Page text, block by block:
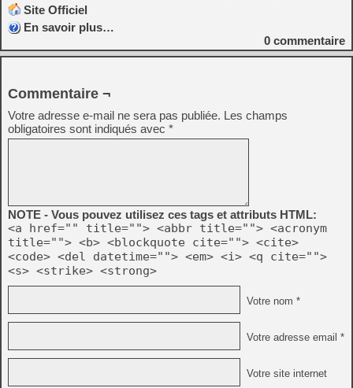
Site Officiel
En savoir plus…
0 commentaire
Commentaire ¬
Votre adresse e-mail ne sera pas publiée. Les champs
obligatoires sont indiqués avec *
NOTE - Vous pouvez utilisez ces tags et attributs HTML:
<a href="" title=""> <abbr title=""> <acronym
title=""> <b> <blockquote cite=""> <cite>
<code> <del datetime=""> <em> <i> <q cite="">
<s> <strike> <strong>
Votre nom *
Votre adresse email *
Votre site internet